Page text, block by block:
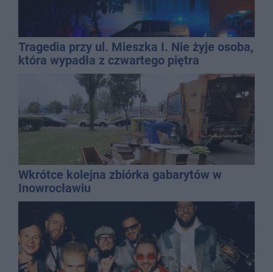
Tragedia przy ul. Mieszka I. Nie żyje osoba,
która wypadła z czwartego piętra
Wkrótce kolejna zbiórka gabarytów w
Inowrocławiu